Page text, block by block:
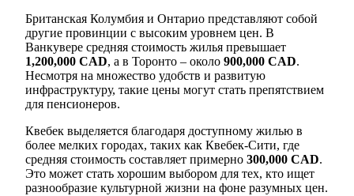
Британская Колумбия и Онтарио представляют собой
другие провинции с высоким уровнем цен. В
Ванкувере средняя стоимость жилья превышает
1,200,000 CAD, а в Торонто – около 900,000 CAD.
Несмотря на множество удобств и развитую
инфраструктуру, такие цены могут стать препятствием
для пенсионеров.
Квебек выделяется благодаря доступному жилью в
более мелких городах, таких как Квебек-Сити, где
средняя стоимость составляет примерно 300,000 CAD.
Это может стать хорошим выбором для тех, кто ищет
разнообразие культурной жизни на фоне разумных цен.